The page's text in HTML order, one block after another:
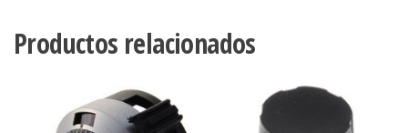
Productos relacionados